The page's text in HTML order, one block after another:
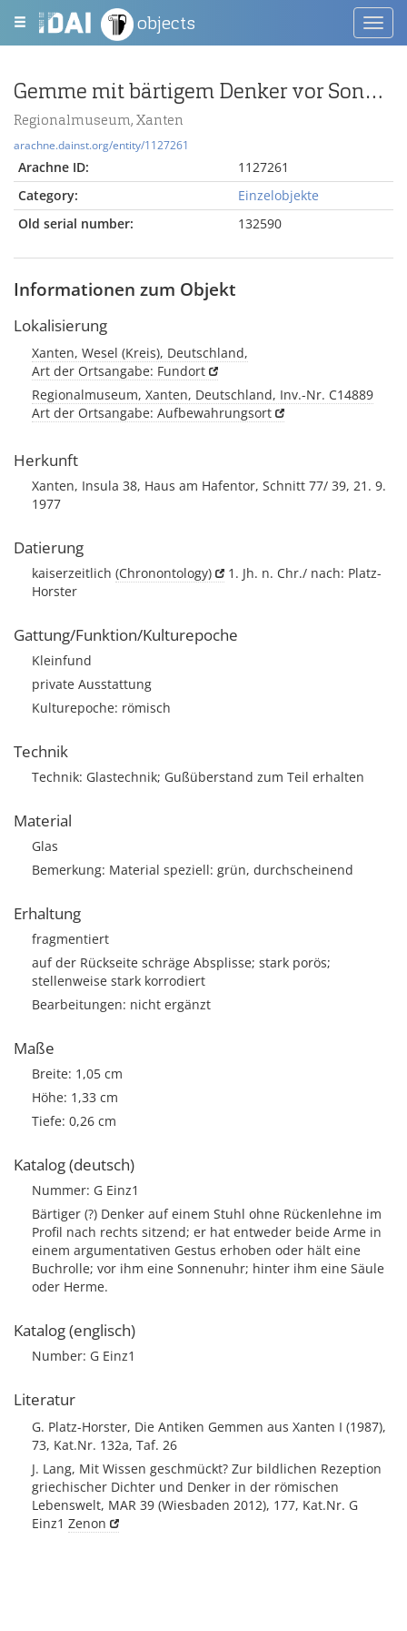
objects
Gemme mit bärtigem Denker vor Sonnenuhr (?)
Regionalmuseum, Xanten
arachne.dainst.org/entity/1127261
Arachne ID:
1127261
Category:
Einzelobjekte
Old serial number:
132590
Informationen zum Objekt
Lokalisierung
Xanten, Wesel (Kreis), Deutschland,
Art der Ortsangabe: Fundort
Regionalmuseum, Xanten, Deutschland, Inv.-Nr. C14889
Art der Ortsangabe: Aufbewahrungsort
Herkunft
Xanten, Insula 38, Haus am Hafentor, Schnitt 77/ 39, 21. 9.
1977
Datierung
kaiserzeitlich (Chronontology)
1. Jh. n. Chr./ nach: Platz-
Horster
Gattung/Funktion/Kulturepoche
Kleinfund
private Ausstattung
Kulturepoche: römisch
Technik
Technik: Glastechnik; Gußüberstand zum Teil erhalten
Material
Glas
Bemerkung: Material speziell: grün, durchscheinend
Erhaltung
fragmentiert
auf der Rückseite schräge Absplisse; stark porös;
stellenweise stark korrodiert
Bearbeitungen: nicht ergänzt
Maße
Breite: 1,05 cm
Höhe: 1,33 cm
Tiefe: 0,26 cm
Katalog (deutsch)
Nummer: G Einz1
Bärtiger (?) Denker auf einem Stuhl ohne Rückenlehne im
Profil nach rechts sitzend; er hat entweder beide Arme in
einem argumentativen Gestus erhoben oder hält eine
Buchrolle; vor ihm eine Sonnenuhr; hinter ihm eine Säule
oder Herme.
Katalog (englisch)
Number: G Einz1
Literatur
G. Platz-Horster, Die Antiken Gemmen aus Xanten I (1987),
73, Kat.Nr. 132a, Taf. 26
J. Lang, Mit Wissen geschmückt? Zur bildlichen Rezeption
griechischer Dichter und Denker in der römischen
Lebenswelt, MAR 39 (Wiesbaden 2012), 177, Kat.Nr. G
Einz1 Zenon